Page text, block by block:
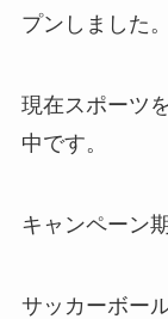
プンしました。
現在スポーツ
中です。
キャンペーン
サッカーボー